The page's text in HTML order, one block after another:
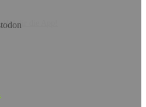
Hol dir die App!